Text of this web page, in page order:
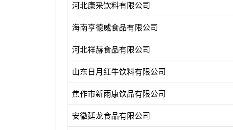
河北康采饮料有限公司
海南亨德威食品有限公司
河北祥赫食品有限公司
山东日月红牛饮料有限公司
焦作市新雨康饮品有限公司
安徽廷龙食品有限公司